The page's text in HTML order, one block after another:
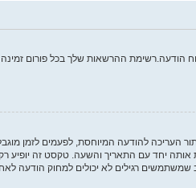
ההרשאות שלך בכל פורום זמינה
העריכה להודעה המיוחסת, לפעמים לזמן
יחד עם התאריך והשעה. טקסט זה יופיע
רגילים לא יכולים למחוק הודעה